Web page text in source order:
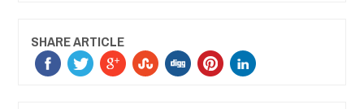
SHARE ARTICLE